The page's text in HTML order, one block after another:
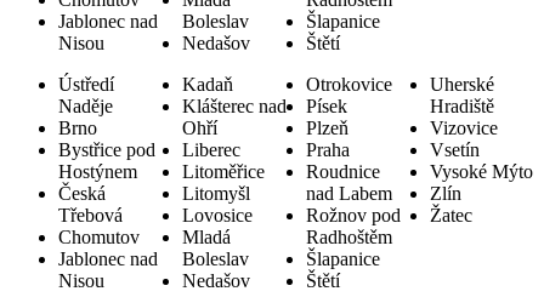
Jablonec nad
Nisou
Boleslav
Nedašov
Šlapanice
Štětí
Ústředí
Naděje
Brno
Bystřice pod
Hostýnem
Česká
Třebová
Chomutov
Jablonec nad
Nisou
Kadaň
Klášterec nad
Ohří
Liberec
Litoměřice
Litomyšl
Lovosice
Mladá
Boleslav
Nedašov
Otrokovice
Písek
Plzeň
Praha
Roudnice
nad Labem
Rožnov pod
Radhoštěm
Šlapanice
Štětí
Uherské
Hradiště
Vizovice
Vsetín
Vysoké Mýto
Zlín
Žatec